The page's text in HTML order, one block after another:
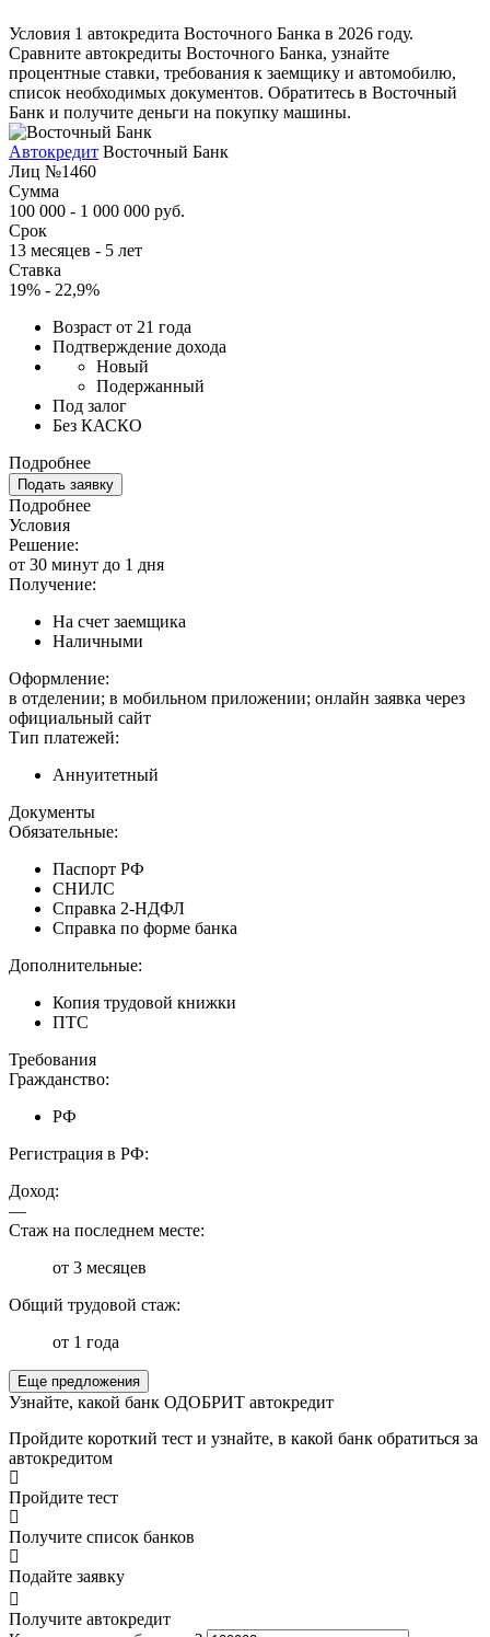
Условия 1 автокредита Восточного Банка в 2026 году.
Сравните автокредиты Восточного Банка, узнайте
процентные ставки, требования к заемщику и автомобилю,
список необходимых документов. Обратитесь в Восточный
Банк и получите деньги на покупку машины.
Автокредит Восточный Банк
Лиц №1460
Сумма
100 000 - 1 000 000 руб.
Срок
13 месяцев - 5 лет
Ставка
19% - 22,9%
Возраст от 21 года
Подтверждение дохода
Новый
Подержанный
Под залог
Без КАСКО
Подробнее
Подать заявку
Подробнее
Условия
Решение:
от 30 минут до 1 дня
Получение:
На счет заемщика
Наличными
Оформление:
в отделении; в мобильном приложении; онлайн заявка через
официальный сайт
Тип платежей:
Аннуитетный
Документы
Обязательные:
Паспорт РФ
СНИЛС
Справка 2-НДФЛ
Справка по форме банка
Дополнительные:
Копия трудовой книжки
ПТС
Требования
Гражданство:
РФ
Регистрация в РФ:
Доход:
—
Стаж на последнем месте:
от 3 месяцев
Общий трудовой стаж:
от 1 года
Еще предложения
Узнайте, какой банк ОДОБРИТ автокредит
Пройдите короткий тест и узнайте, в какой банк обратиться за
автокредитом
Пройдите тест
Получите список банков
Подайте заявку
Получите автокредит